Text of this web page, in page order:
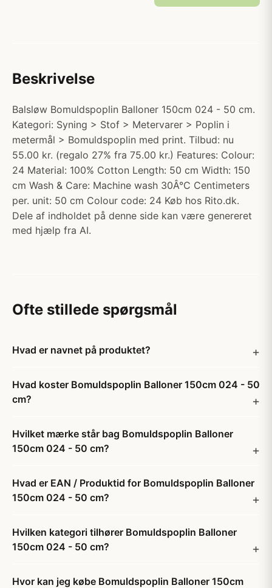
Beskrivelse
Balsløw Bomuldspoplin Balloner 150cm 024 - 50 cm.
Kategori: Syning > Stof > Metervarer > Poplin i
metermål > Bomuldspoplin med print. Tilbud: nu
55.00 kr. (regalo 27% fra 75.00 kr.) Features: Colour:
24 Material: 100% Cotton Length: 50 cm Width: 150
cm Wash & Care: Machine wash 30Â°C Centimeters
per. unit: 50 cm Colour code: 24 Køb hos Rito.dk.
Dele af indholdet på denne side kan være genereret
med hjælp fra AI.
Ofte stillede spørgsmål
Hvad er navnet på produktet?
Hvad koster Bomuldspoplin Balloner 150cm 024 - 50
cm?
Hvilket mærke står bag Bomuldspoplin Balloner
150cm 024 - 50 cm?
Hvad er EAN / Produktid for Bomuldspoplin Balloner
150cm 024 - 50 cm?
Hvilken kategori tilhører Bomuldspoplin Balloner
150cm 024 - 50 cm?
Hvor kan jeg købe Bomuldspoplin Balloner 150cm